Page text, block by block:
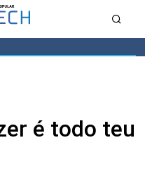
é todo teu